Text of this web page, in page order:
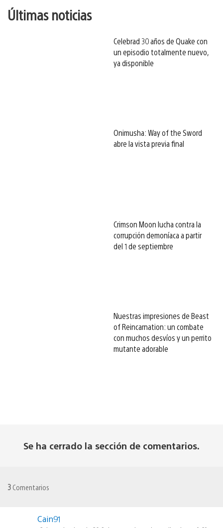
Últimas noticias
Celebrad 30 años de Quake con
un episodio totalmente nuevo,
ya disponible
Onimusha: Way of the Sword
abre la vista previa final
Crimson Moon lucha contra la
corrupción demoníaca a partir
del 1 de septiembre
Nuestras impresiones de Beast
of Reincarnation: un combate
con muchos desvíos y un perrito
mutante adorable
Se ha cerrado la sección de comentarios.
3 Comentarios
Cain91